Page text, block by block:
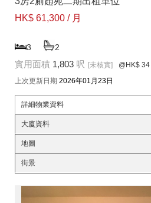
HK$ 61,300 / 月
3 2
實用面積 1,803 呎 [未核實] @HK$ 34
上次更新日期 2026年01月23日
詳細物業資料
大廈資料
地圖
街景